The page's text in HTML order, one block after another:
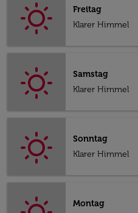
Freitag
Klarer Himmel
Samstag
Klarer Himmel
Sonntag
Klarer Himmel
Montag